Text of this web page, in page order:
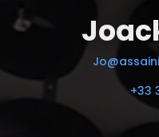
+33